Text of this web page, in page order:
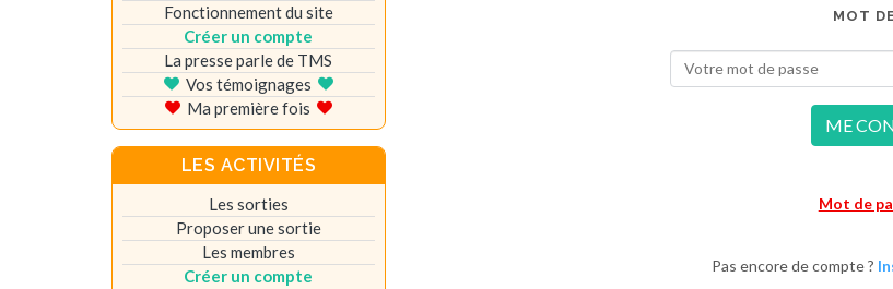
MOT
ME
Mot de
Pas encore de compte ?
Fonctionnement du site
Créer un compte
La presse parle de TMS
Vos témoignages
Ma première fois
LES ACTIVITÉS
Les sorties
Proposer une sortie
Les membres
Créer un compte